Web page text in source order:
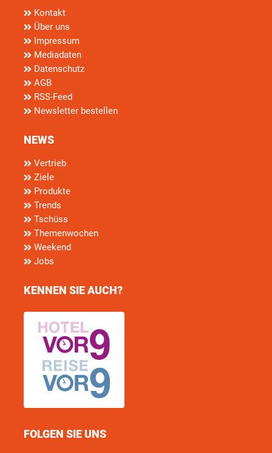
Kontakt
Über uns
Impressum
Mediadaten
Datenschutz
AGB
RSS-Feed
Newsletter bestellen
NEWS
Vertrieb
Ziele
Produkte
Trends
Tschüss
Themenwochen
Weekend
Jobs
KENNEN SIE AUCH?
FOLGEN SIE UNS